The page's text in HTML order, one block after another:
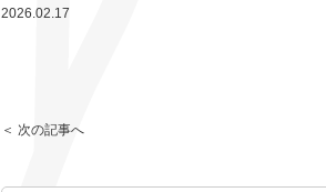
2026.02.17
＜ 次の記事へ